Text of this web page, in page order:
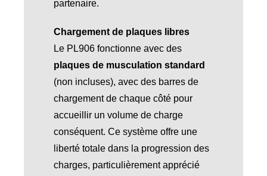
partenaire.
Chargement de plaques libres
Le PL906 fonctionne avec des
plaques de musculation standard
(non incluses), avec des barres de
chargement de chaque côté pour
accueillir un volume de charge
conséquent. Ce système offre une
liberté totale dans la progression des
charges, particulièrement apprécié